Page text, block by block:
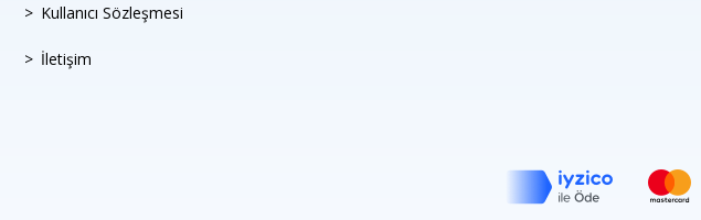
Kullanıcı Sözleşmesi
İletişim